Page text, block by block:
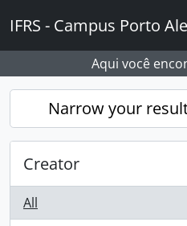
IFRS - Campus Porto
Aqui você
Narrow your
Creator
All